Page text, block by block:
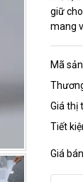
giữ
mang
Mã
Giá thị
Tiết
Giá